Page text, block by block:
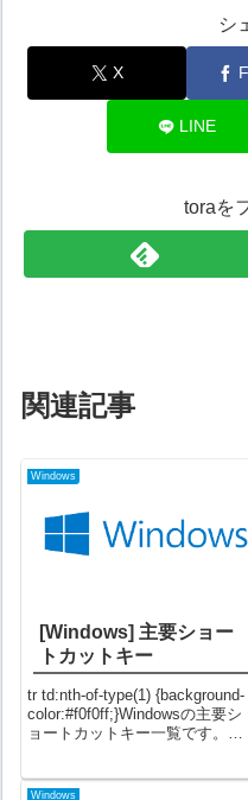
シ
X
LINE
toraを
関連記事
Windows
[Windows] 主要ショー
トカットキー
tr td:nth-of-type(1) {background-
color:#f0f0ff;}Windowsの主要シ
ョートカットキー一覧です。キ
+ファイルや選択文字をクリップ
Windows